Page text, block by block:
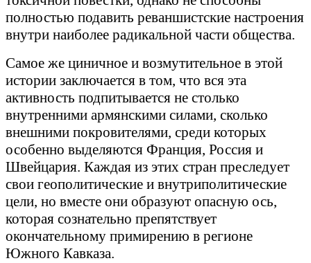
полностью подавить реваншистские настроения
внутри наиболее радикальной части общества.
Самое же циничное и возмутительное в этой
истории заключается в том, что вся эта
активность подпитывается не столько
внутренними армянскими силами, сколько
внешними покровителями, среди которых
особенно выделяются Франция, Россия и
Швейцария. Каждая из этих стран преследует
свои геополитические и внутриполитические
цели, но вместе они образуют опасную ось,
которая сознательно препятствует
окончательному примирению в регионе
Южного Кавказа.